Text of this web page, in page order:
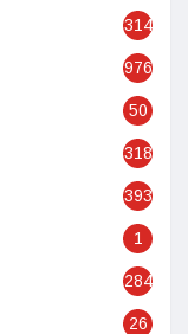
314
976
50
318
393
1
284
26